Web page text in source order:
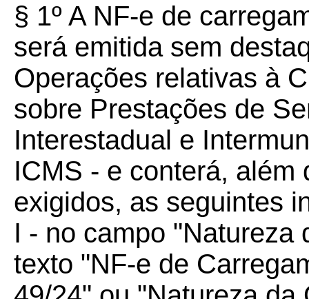
§ 1º A NF-e de
será emitida sem
Operações relativas à
sobre Prestações de
Interestadual e
ICMS - e conterá, além
exigidos, as seguintes
I - no campo "Natureza
texto "NF-e de